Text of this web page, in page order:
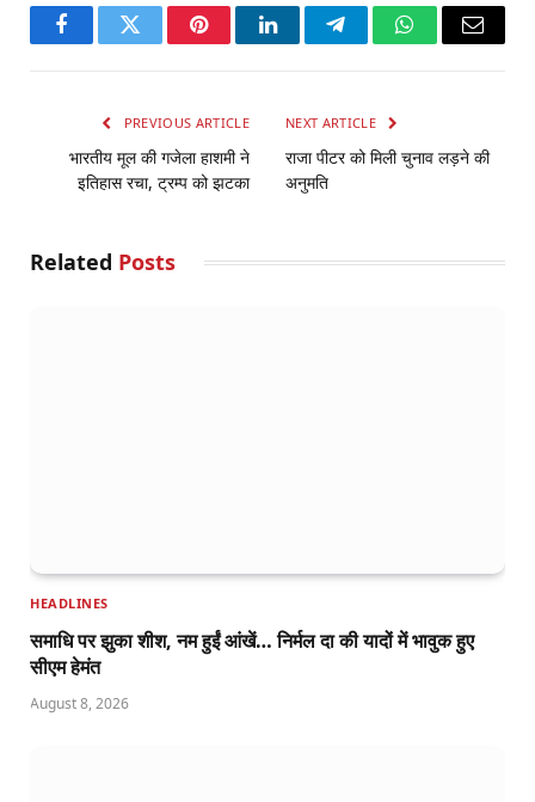
FacebookTwitter PinterestLinkedInTelegramWhatsApp
Email
PREVIOUS ARTICLE
भारतीय मूल की गजेला हाशमी ने
इतिहास रचा, ट्रम्प को झटका
NEXT ARTICLE
राजा पीटर को मिली चुनाव लड़ने की
अनुमति
Related Posts
HEADLINES
समाधि पर झुका शीश, नम हुईं आंखें… निर्मल दा की यादों में भावुक हुए
सीएम हेमंत
August 8, 2026